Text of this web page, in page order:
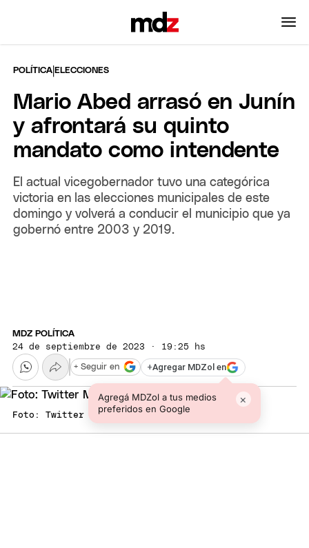
POLÍTICA |ELECCIONES
Mario Abed arrasó en Junín
y afrontará su quinto
mandato como intendente
El actual vicegobernador tuvo una categórica
victoria en las elecciones municipales de este
domingo y volverá a conducir el municipio que ya
gobernó entre 2003 y 2019.
MDZ POLÍTICA
24 de septiembre de 2023 · 19:25 hs
+Agregar MDZol en
Agregá MDZol a tus medios
preferidos en Google
×
+ Seguir en
Foto: Twitter Mario Abed